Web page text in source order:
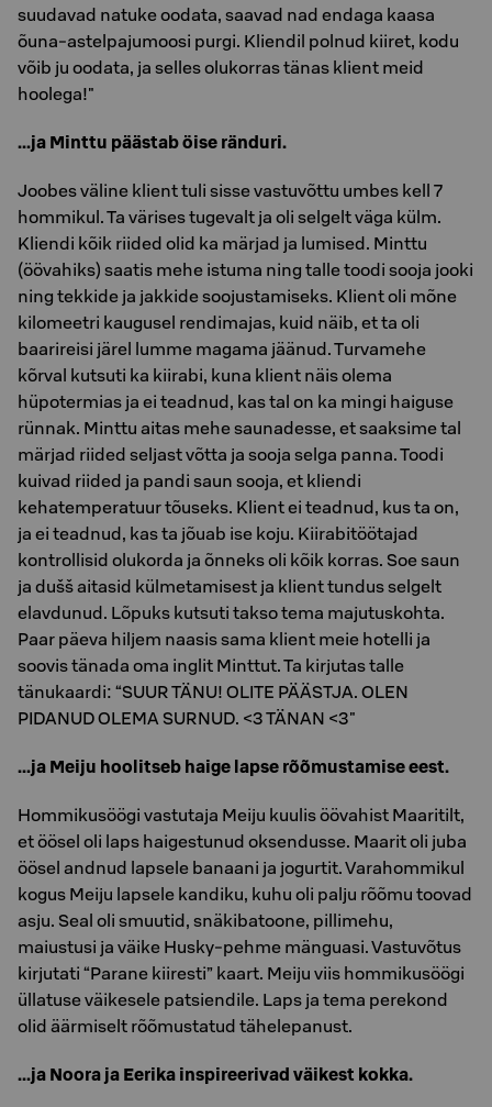
suudavad natuke oodata, saavad nad endaga kaasa
õuna-astelpajumoosi purgi. Kliendil polnud kiiret, kodu
võib ju oodata, ja selles olukorras tänas klient meid
hoolega!"
...ja Minttu päästab öise ränduri.
Joobes väline klient tuli sisse vastuvõttu umbes kell 7
hommikul. Ta värises tugevalt ja oli selgelt väga külm.
Kliendi kõik riided olid ka märjad ja lumised. Minttu
(öövahiks) saatis mehe istuma ning talle toodi sooja jooki
ning tekkide ja jakkide soojustamiseks. Klient oli mõne
kilomeetri kaugusel rendimajas, kuid näib, et ta oli
baarireisi järel lumme magama jäänud. Turvamehe
kõrval kutsuti ka kiirabi, kuna klient näis olema
hüpotermias ja ei teadnud, kas tal on ka mingi haiguse
rünnak. Minttu aitas mehe saunadesse, et saaksime tal
märjad riided seljast võtta ja sooja selga panna. Toodi
kuivad riided ja pandi saun sooja, et kliendi
kehatemperatuur tõuseks. Klient ei teadnud, kus ta on,
ja ei teadnud, kas ta jõuab ise koju. Kiirabitöötajad
kontrollisid olukorda ja õnneks oli kõik korras. Soe saun
ja dušš aitasid külmetamisest ja klient tundus selgelt
elavdunud. Lõpuks kutsuti takso tema majutuskohta.
Paar päeva hiljem naasis sama klient meie hotelli ja
soovis tänada oma inglit Minttut. Ta kirjutas talle
tänukaardi: “SUUR TÄNU! OLITE PÄÄSTJA. OLEN
PIDANUD OLEMA SURNUD. <3 TÄNAN <3"
...ja Meiju hoolitseb haige lapse rõõmustamise eest.
Hommikusöögi vastutaja Meiju kuulis öövahist Maaritilt,
et öösel oli laps haigestunud oksendusse. Maarit oli juba
öösel andnud lapsele banaani ja jogurtit. Varahommikul
kogus Meiju lapsele kandiku, kuhu oli palju rõõmu toovad
asju. Seal oli smuutid, snäkibatoone, pillimehu,
maiustusi ja väike Husky-pehme mänguasi. Vastuvõtus
kirjutati “Parane kiiresti” kaart. Meiju viis hommikusöögi
üllatuse väikesele patsiendile. Laps ja tema perekond
olid äärmiselt rõõmustatud tähelepanust.
...ja Noora ja Eerika inspireerivad väikest kokka.